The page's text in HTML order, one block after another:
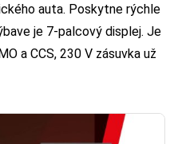
auta. Poskytne rýchle
je 7-palcový displej. Je
a CCS, 230 V zásuvka už